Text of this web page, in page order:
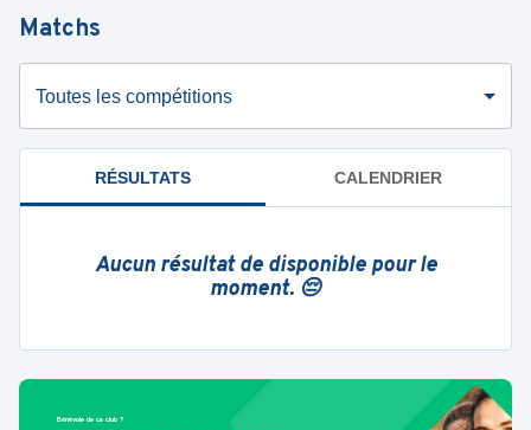
Matchs
Toutes les compétitions
RÉSULTATS CALENDRIER
Aucun résultat de disponible pour le
moment. 😔
Bénévole de ce club ?